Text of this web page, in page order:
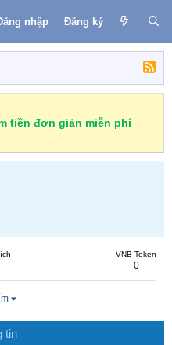
nhập Đăng ký
tiền đơn giản miễn phí
VNB Token
0
tin